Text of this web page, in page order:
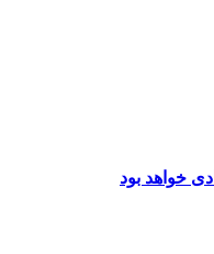
خواهد بود